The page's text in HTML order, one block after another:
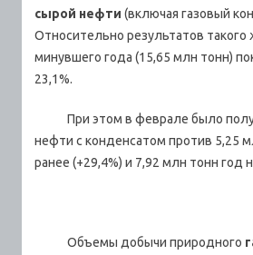
сырой нефти (включая газовый
Относительно результатов такого
минувшего года (15,65 млн тонн)
23,1%.
При этом в феврале было
нефти с конденсатом против 5,25
ранее (+29,4%) и 7,92 млн тонн год
Объемы добычи природного